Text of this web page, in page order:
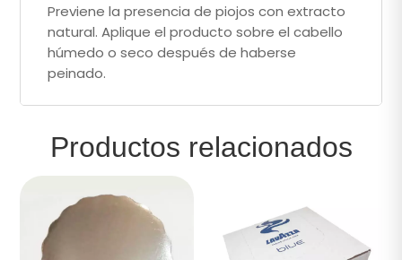
Previene la presencia de piojos con extracto
natural. Aplique el producto sobre el cabello
húmedo o seco después de haberse
peinado.
Productos relacionados